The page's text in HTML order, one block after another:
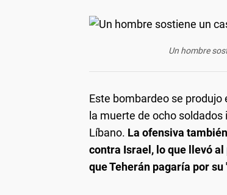
Un hombre
Este bombardeo se
la muerte de ocho
Líbano. La ofensiva
contra Israel, lo que llevó
que Teherán pagaría por su